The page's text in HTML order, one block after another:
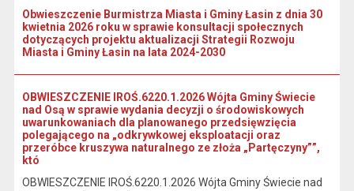
Obwieszczenie Burmistrza Miasta i Gminy Łasin z dnia 30
kwietnia 2026 roku w sprawie konsultacji społecznych
dotyczących projektu aktualizacji Strategii Rozwoju
Miasta i Gminy Łasin na lata 2024-2030
OBWIESZCZENIE IROŚ.6220.1.2026 Wójta Gminy Świecie
nad Osą w sprawie wydania decyzji o środowiskowych
uwarunkowaniach dla planowanego przedsięwzięcia
polegającego na „odkrywkowej eksploatacji oraz
przeróbce kruszywa naturalnego ze złoża „Partęczyny””,
któ
OBWIESZCZENIE IROŚ.6220.1.2026 Wójta Gminy Świecie nad